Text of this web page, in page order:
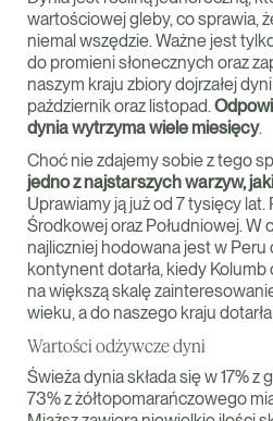
wartościowej gleby, co sprawia,
niemal wszędzie. Ważne jest
do promieni słonecznych oraz
naszym kraju zbiory dojrzałej
październik oraz listopad.
dynia wytrzyma wiele miesięcy.
Choć nie zdajemy sobie z tego
jedno z najstarszych warzyw,
Uprawiamy ją już od 7 tysięcy
Środkowej oraz Południowej. W
najliczniej hodowana jest w Peru
kontynent dotarła, kiedy
na większą skalę
wieku, a do naszego kraju
Wartości odżywcze dyni
Świeża dynia składa się w 17% z
73% z żółtopomarańczowego